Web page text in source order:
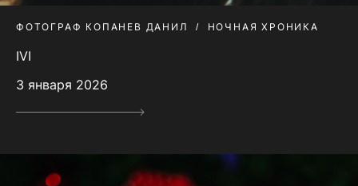
ФОТОГРАФ КОПАНЕВ ДАНИЛ НОЧНАЯ ХРОНИКА
IVI
3 января 2026